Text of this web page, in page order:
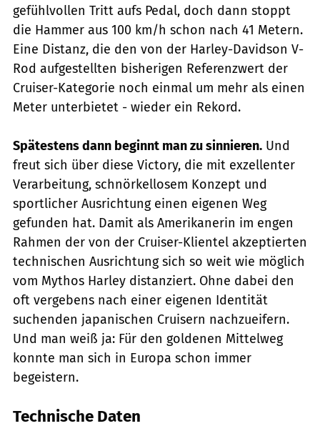
gefühlvollen Tritt aufs Pedal, doch dann stoppt
die Hammer aus 100 km/h schon nach 41 Metern.
Eine Distanz, die den von der Harley-Davidson V-
Rod aufgestellten bisherigen Referenzwert der
Cruiser-Kategorie noch einmal um mehr als einen
Meter unterbietet - wieder ein Rekord.
Spätestens dann beginnt man zu sinnieren. Und
freut sich über diese Victory, die mit exzellenter
Verarbeitung, schnörkellosem Konzept und
sportlicher Ausrichtung einen eigenen Weg
gefunden hat. Damit als Amerikanerin im engen
Rahmen der von der Cruiser-Klientel akzeptierten
technischen Ausrichtung sich so weit wie möglich
vom Mythos Harley distanziert. Ohne dabei den
oft vergebens nach einer eigenen Identität
suchenden japanischen Cruisern nachzueifern.
Und man weiß ja: Für den goldenen Mittelweg
konnte man sich in Europa schon immer
begeistern.
Technische Daten